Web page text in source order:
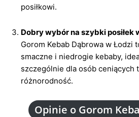
posiłkowi.
Dobry wybór na szybki posiłek
Gorom Kebab Dąbrowa w Łodzi
smaczne i niedrogie kebaby,
szczególnie dla osób ceniących
różnorodność.
Opinie o Gorom